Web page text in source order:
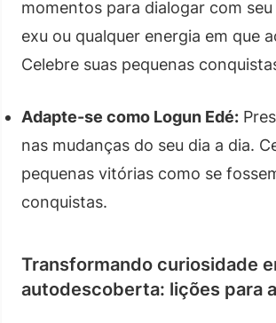
momentos para dialogar com seu
exu ou qualquer energia em que
Celebre suas pequenas
Adapte-se como Logun Edé:
nas mudanças do seu dia a dia.
pequenas vitórias como se
conquistas.
Transformando curiosidade
autodescoberta: lições para